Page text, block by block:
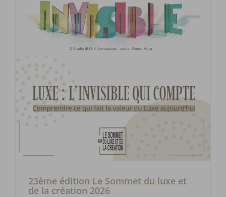
23ème édition Le Sommet du luxe et
de la création 2026